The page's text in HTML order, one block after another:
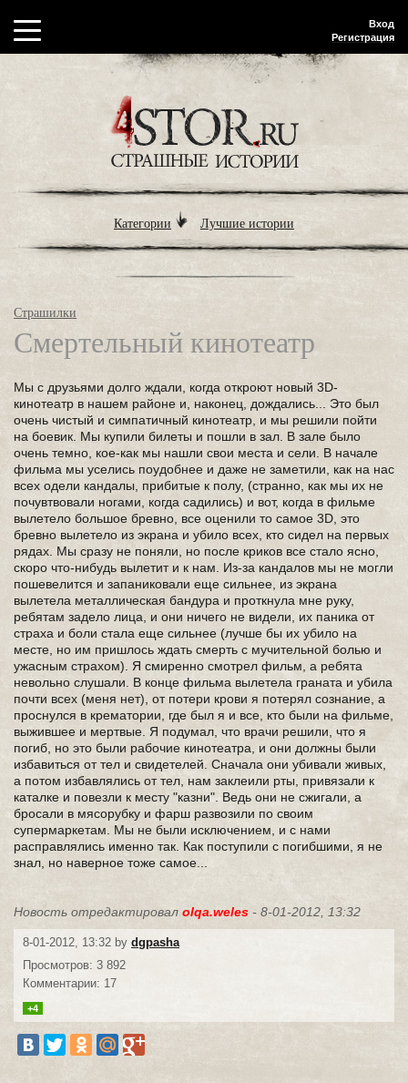
Вход
Регистрация
Категории Лучшие истории
Страшилки
Смертельный кинотеатр
Мы с друзьями долго ждали, когда откроют новый 3D-
кинотеатр в нашем районе и, наконец, дождались... Это был
очень чистый и симпатичный кинотеатр, и мы решили пойти
на боевик. Мы купили билеты и пошли в зал. В зале было
очень темно, кое-как мы нашли свои места и сели. В начале
фильма мы уселись поудобнее и даже не заметили, как на нас
всех одели кандалы, прибитые к полу, (странно, как мы их не
почувтвовали ногами, когда садились) и вот, когда в фильме
вылетело большое бревно, все оценили то самое 3D, это
бревно вылетело из экрана и убило всех, кто сидел на первых
рядах. Мы сразу не поняли, но после криков все стало ясно,
скоро что-нибудь вылетит и к нам. Из-за кандалов мы не могли
пошевелится и запаниковали еще сильнее, из экрана
вылетела металлическая бандура и проткнула мне руку,
ребятам задело лица, и они ничего не видели, их паника от
страха и боли стала еще сильнее (лучше бы их убило на
месте, но им пришлось ждать смерть с мучительной болью и
ужасным страхом). Я смиренно смотрел фильм, а ребята
невольно слушали. В конце фильма вылетела граната и убила
почти всех (меня нет), от потери крови я потерял сознание, а
проснулся в крематории, где был я и все, кто были на фильме,
выжившее и мертвые. Я подумал, что врачи решили, что я
погиб, но это были рабочие кинотеатра, и они должны были
избавиться от тел и свидетелей. Сначала они убивали живых,
а потом избавлялись от тел, нам заклеили рты, привязали к
каталке и повезли к месту "казни". Ведь они не сжигали, а
бросали в мясорубку и фарш развозили по своим
супермаркетам. Мы не были исключением, и с нами
расправлялись именно так. Как поступили с погибшими, я не
знал, но наверное тоже самое...
Новость отредактировал olqa.weles - 8-01-2012, 13:32
8-01-2012, 13:32 by dgpasha
Просмотров: 3 892
Комментарии: 17
+4